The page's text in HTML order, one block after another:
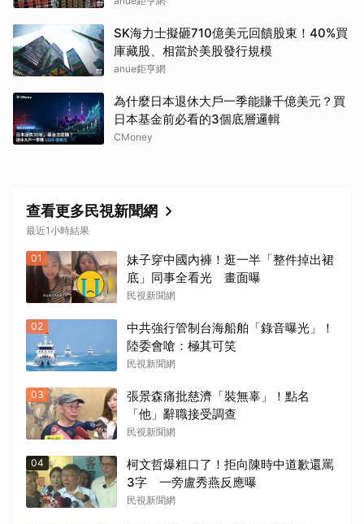
SK海力士擬砸710億美元回饋股東！40%買
庫藏股、相當於美股發行規模
anue鉅亨網
為什麼日本退休大戶一季能賺千億美元？買
日本基金前必看的3個底層邏輯
CMoney
查看更多民視新聞網
最近1小時結果
01
妹子穿中國內褲！逛一半「整件掉出裙
底」同事全看光 畫面曝
民視新聞網
02
中共強行管制台海船舶「錄音曝光」！
陸委會嗆：極其可笑
民視新聞網
03
張景森痛批慈濟「裝無辜」！點名
「他」辭職接受調查
民視新聞網
04
柯文哲爆粗口了！拒向陳時中道歉還罵
3字 一旁盧秀燕反應曝
民視新聞網